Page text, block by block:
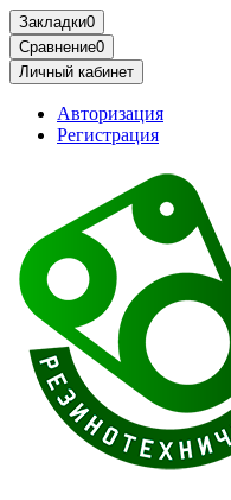
Закладки0
Сравнение0
Личный кабинет
Авторизация
Регистрация